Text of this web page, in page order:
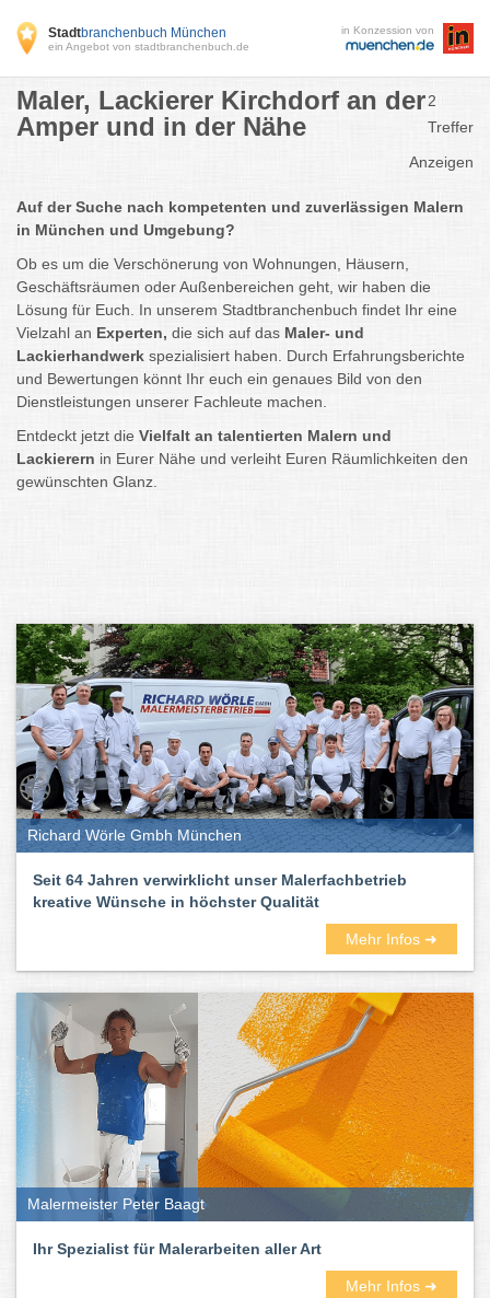
Stadtbranchenbuch München
ein Angebot von stadtbranchenbuch.de
in Konzession von
Maler, Lackierer Kirchdorf an der
Amper und in der Nähe
2
Treffer
Anzeigen
Auf der Suche nach kompetenten und zuverlässigen Malern
in München und Umgebung?
Ob es um die Verschönerung von Wohnungen, Häusern,
Geschäftsräumen oder Außenbereichen geht, wir haben die
Lösung für Euch. In unserem Stadtbranchenbuch findet Ihr eine
Vielzahl an Experten, die sich auf das Maler- und
Lackierhandwerk spezialisiert haben. Durch Erfahrungsberichte
und Bewertungen könnt Ihr euch ein genaues Bild von den
Dienstleistungen unserer Fachleute machen.
Entdeckt jetzt die Vielfalt an talentierten Malern und
Lackierern in Eurer Nähe und verleiht Euren Räumlichkeiten den
gewünschten Glanz.
Richard Wörle Gmbh München
Seit 64 Jahren verwirklicht unser Malerfachbetrieb
kreative Wünsche in höchster Qualität
Mehr Infos ➜
Malermeister Peter Baagt
Ihr Spezialist für Malerarbeiten aller Art
Mehr Infos ➜